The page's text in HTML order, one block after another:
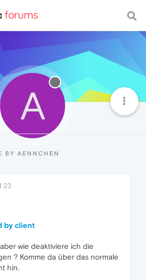
A
BY AENNCHEN
23
by client
aber wie deaktiviere ich die
? Komme da über das normale
hin.